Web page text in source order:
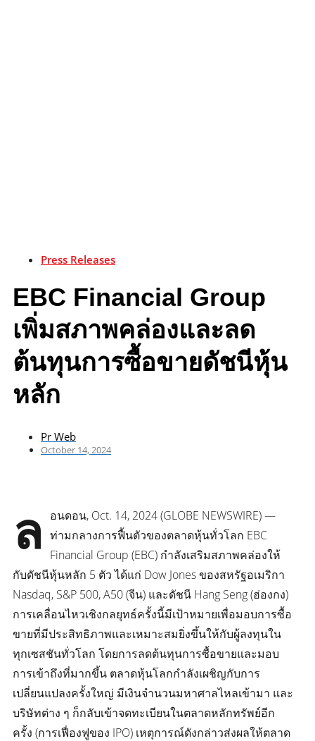
Press Releases
EBC Financial Group
เพิ่มสภาพคล่องและลด
ต้นทุนการซื้อขายดัชนีหุ้น
หลัก
Pr Web
October 14, 2024
ล
อนดอน, Oct. 14, 2024 (GLOBE NEWSWIRE) —
ท่ามกลางการฟื้นตัวของตลาดหุ้นทั่วโลก EBC
Financial Group (EBC) กำลังเสริมสภาพคล่องให้
กับดัชนีหุ้นหลัก 5 ตัว ได้แก่ Dow Jones ของสหรัฐอเมริกา
Nasdaq, S&P 500, A50 (จีน) และดัชนี Hang Seng (ฮ่องกง)
การเคลื่อนไหวเชิงกลยุทธ์ครั้งนี้มีเป้าหมายเพื่อมอบการซื้อ
ขายที่มีประสิทธิภาพและเหมาะสมยิ่งขึ้นให้กับผู้ลงทุนใน
ทุกเซสชันทั่วโลก โดยการลดต้นทุนการซื้อขายและมอบ
การเข้าถึงที่มากขึ้น ตลาดหุ้นโลกกำลังเผชิญกับการ
เปลี่ยนแปลงครั้งใหญ่ มีเงินจำนวนมหาศาลไหลเข้ามา และ
บริษัทต่าง ๆ ก็กลับเข้าจดทะเบียนในตลาดหลักทรัพย์อีก
ครั้ง (การเฟื่องฟูของ IPO) เหตุการณ์ดังกล่าวส่งผลให้ตลาด